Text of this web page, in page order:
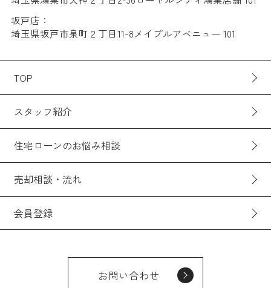
坂戸店：
埼玉県坂戸市泉町２丁目11-8メイプルアベニュー 101
TOP
スタッフ紹介
住宅ローンのお悩み相談
売却相談・流れ
会員登録
お問い合わせ